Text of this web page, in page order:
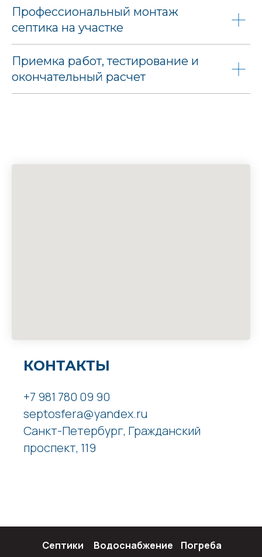
Профессиональный монтаж
септика на участке
Приемка работ, тестирование и
окончательный расчет
КОНТАКТЫ
+7 981 780 09 90
septosfera@yandex.ru
Санкт-Петербург, Гражданский
проспект, 119
Септики Водоснабжение Погреба